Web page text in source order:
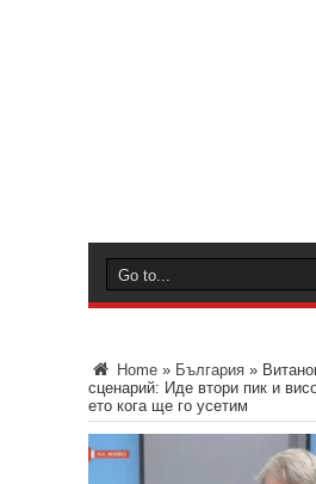
Home » България »
сценарий: Иде втори пик и
ето кога ще го усетим